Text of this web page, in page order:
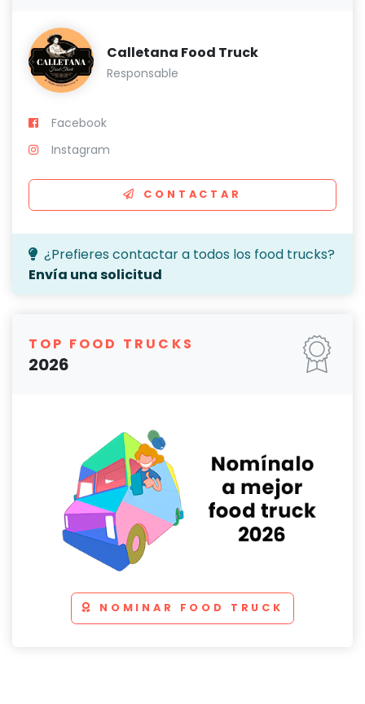
Calletana Food Truck
Responsable
Facebook
Instagram
CONTACTAR
¿Prefieres contactar a todos los food trucks?
Envía una solicitud
TOP FOOD TRUCKS
2026
NOMINAR FOOD TRUCK